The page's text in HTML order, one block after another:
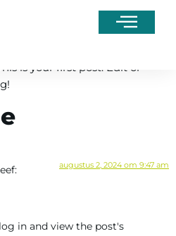
is your first post. Edit or
augustus 2, 2024 om 9:47 am
in and view the post's